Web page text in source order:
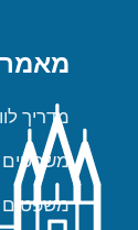
מדריך
משפטים
משפטים